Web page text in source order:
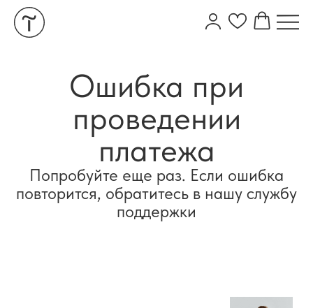
Ошибка при
проведении
платежа
Попробуйте еще раз. Если ошибка
повторится, обратитесь в нашу службу
поддержки